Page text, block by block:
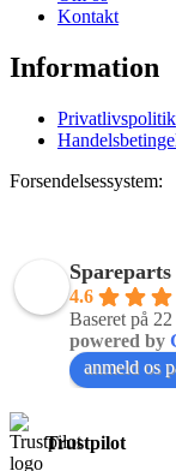
Kontakt
Information
Privatlivspolitik
Forsendelsessystem:
4.6
Baseret på
powered by
anmeld os
Trustpilot